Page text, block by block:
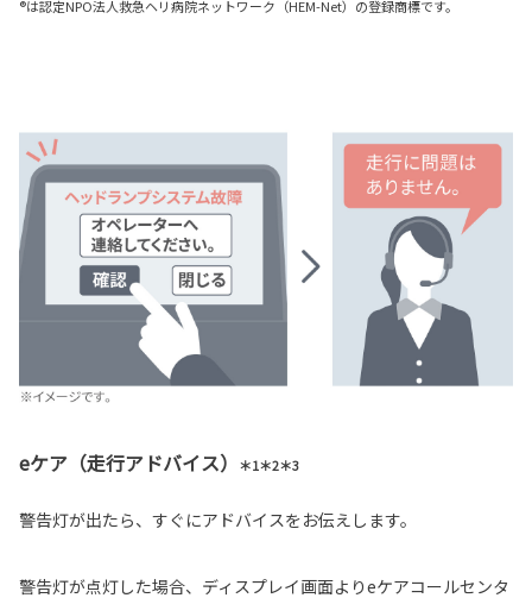
®は認定NPO法人救急ヘリ病院ネットワーク（HEM-Net）の登録商標です。
eケア（走行アドバイス） ＊1＊2＊3
警告灯が出たら、すぐにアドバイスをお伝えします。
警告灯が点灯した場合、ディスプレイ画面よりeケアコールセンタ